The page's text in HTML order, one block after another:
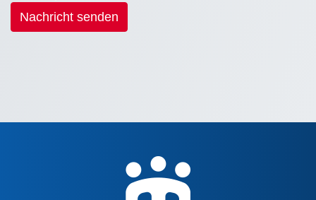
Nachricht senden